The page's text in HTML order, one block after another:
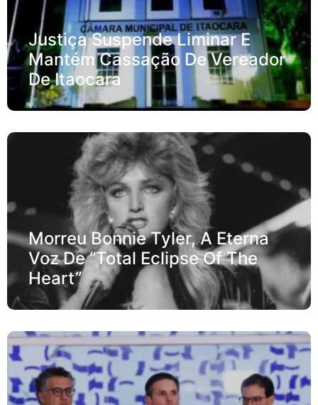
Justiça Suspende Liminar E
Mantém Cassação De Vereador
De Itaocara
Morreu Bonnie Tyler, A Eterna
Voz De “Total Eclipse Of The
Heart”